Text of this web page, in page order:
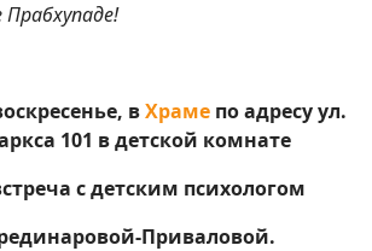
вХраме по адресу ул.
101 в детской комнате
с детским психологом
Приваловой.